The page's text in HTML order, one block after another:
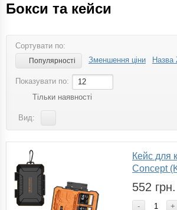
Бокси та кейси
Сортувати по:
Популярності Зменшення ціни Назва
Показувати по:
12
Тільки наявності
Вид:
Кейс для
Concept
552 грн.
- +